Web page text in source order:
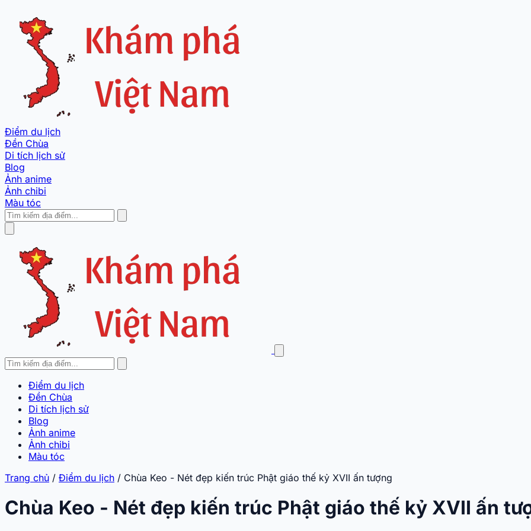
Điểm du lịch
Đền Chùa
Di tích lịch sử
Blog
Ảnh anime
Ảnh chibi
Màu tóc
Điểm du lịch
Đền Chùa
Di tích lịch sử
Blog
Ảnh anime
Ảnh chibi
Màu tóc
Trang chủ / Điểm du lịch / Chùa Keo - Nét đẹp kiến trúc Phật giáo thế kỷ XVII ấn tượng
Chùa Keo - Nét đẹp kiến trúc Phật giáo thế kỷ XVII ấn